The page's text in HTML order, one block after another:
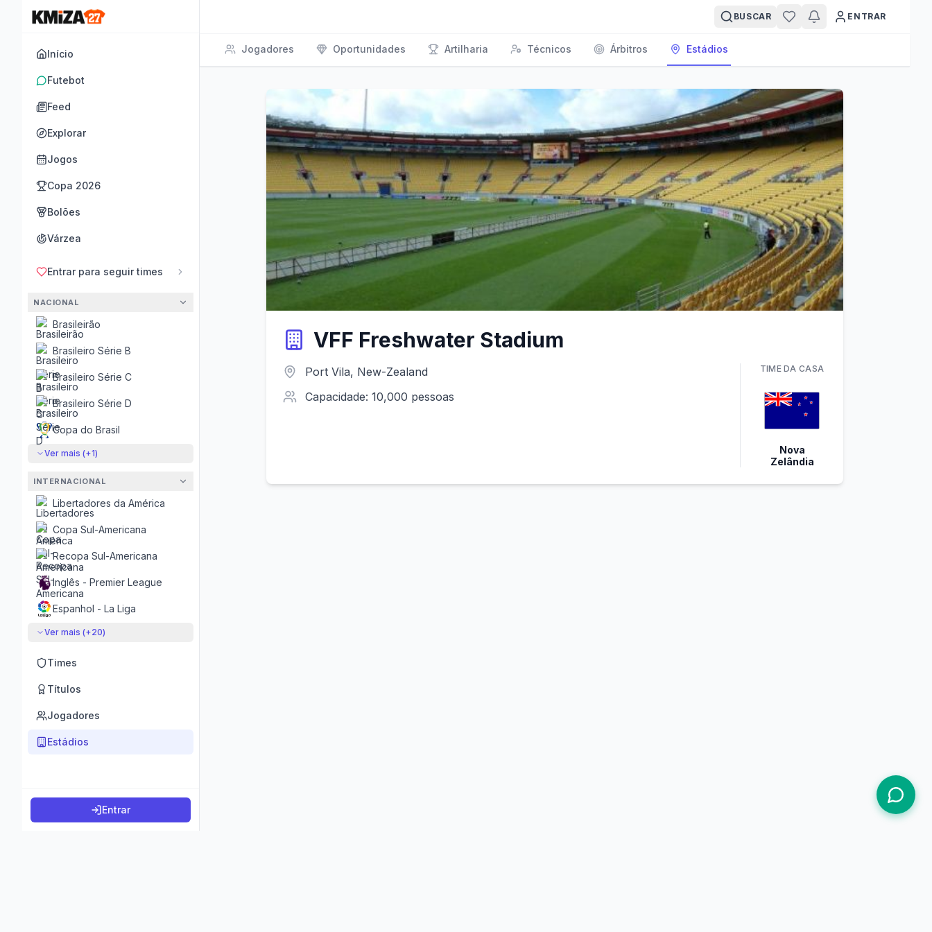
Início
Futebot
Feed
Explorar
Jogos
Copa 2026
Bolões
Várzea
Entrar para seguir times
NACIONAL
Brasileirão
Brasileiro Série B
Brasileiro Série C
Brasileiro Série D
Copa do Brasil
Ver mais (+1)
INTERNACIONAL
Libertadores da América
Copa Sul-Americana
Recopa Sul-Americana
Inglês - Premier League
Espanhol - La Liga
Ver mais (+20)
Times
Títulos
Jogadores
Estádios
Entrar
BUSCAR ENTRAR
Jogadores Oportunidades Artilharia Técnicos Árbitros Estádios
VFF Freshwater Stadium
Port Vila, New-Zealand
Capacidade: 10,000 pessoas
TIMEDA CASA
Nova
Zelândia